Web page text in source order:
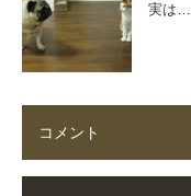
実は…
コメント